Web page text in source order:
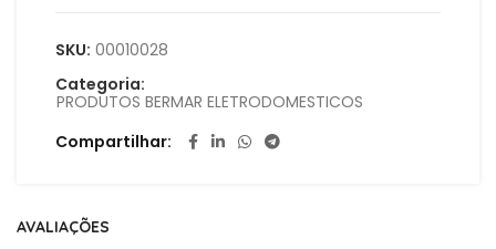
SKU: 00010028
Categoria:
PRODUTOS BERMAR ELETRODOMESTICOS
Compartilhar
AVALIAÇÕES